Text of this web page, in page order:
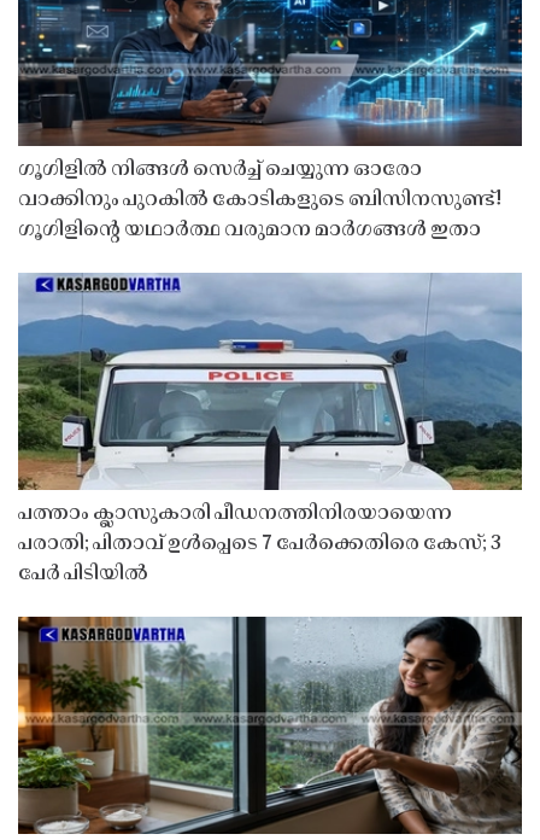
ഗൂഗിളിൽ നിങ്ങൾ സെർച്ച് ചെയ്യുന്ന ഓരോ
വാക്കിനും പുറകിൽ കോടികളുടെ ബിസിനസുണ്ട്!
ഗൂഗിളിന്റെ യഥാർത്ഥ വരുമാന മാർഗങ്ങൾ ഇതാ
പത്താം ക്ലാസുകാരി പീഡനത്തിനിരയായെന്ന
പരാതി; പിതാവ് ഉൾപ്പെടെ 7 പേർക്കെതിരെ കേസ്; 3
പേർ പിടിയിൽ